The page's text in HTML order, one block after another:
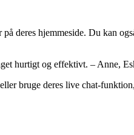
deres hjemmeside. Du kan
hurtigt og effektivt. – Anne,
bruge deres live chat-